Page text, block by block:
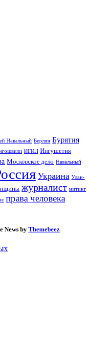
Навальный Берлин Бурятия
ИГИЛ Ингушетия
Московское дело Навальный
Украина Улан-
журналист митинг
права человека
News by Themebeez